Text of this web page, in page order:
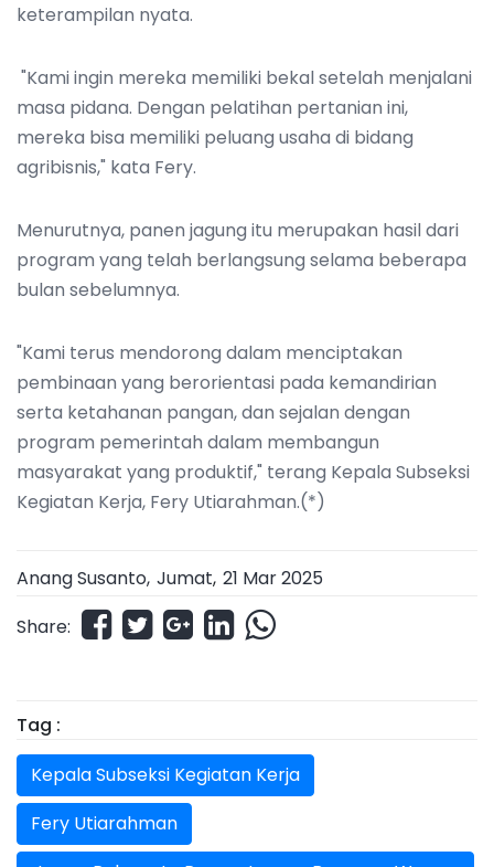
keterampilan nyata.
"Kami ingin mereka memiliki bekal setelah menjalani
masa pidana. Dengan pelatihan pertanian ini,
mereka bisa memiliki peluang usaha di bidang
agribisnis," kata Fery.
Menurutnya, panen jagung itu merupakan hasil dari
program yang telah berlangsung selama beberapa
bulan sebelumnya.
"Kami terus mendorong dalam menciptakan
pembinaan yang berorientasi pada kemandirian
serta ketahanan pangan, dan sejalan dengan
program pemerintah dalam membangun
masyarakat yang produktif," terang Kepala Subseksi
Kegiatan Kerja, Fery Utiarahman.(*)
Anang Susanto, Jumat, 21 Mar 2025
Share:
Tag :
Kepala Subseksi Kegiatan Kerja
Fery Utiarahman